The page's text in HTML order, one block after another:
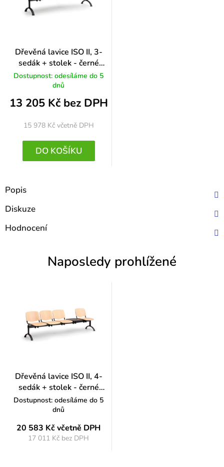
Dřevěná lavice ISO II, 3-
sedák + stolek - černé
nohy, buk
Dostupnost: odesíláme do 5
dnů
13 205 Kč bez DPH
15 978 Kč včetně DPH
DO KOŠÍKU
Popis
Diskuze
Hodnocení
Naposledy prohlížené
Dřevěná lavice ISO II, 4-
sedák + stolek - černé
nohy, buk
Dostupnost: odesíláme do 5
dnů
20 583 Kčvčetně DPH
17 011 Kč bez DPH